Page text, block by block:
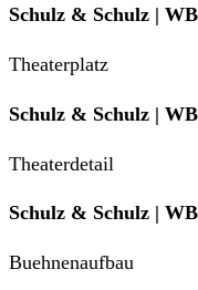
Schulz & Schulz |
Theaterplatz
Schulz & Schulz |
Theaterdetail
Schulz & Schulz |
Buehnenaufbau